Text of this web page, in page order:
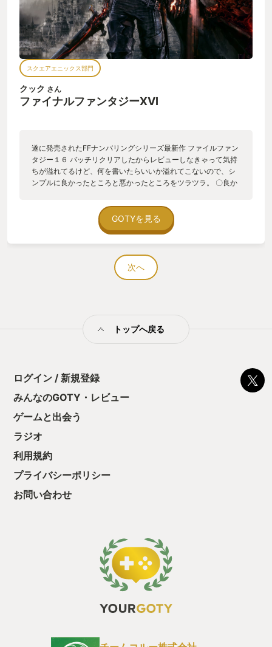
スクエアエニックス部門
クック さん
ファイナルファンタジーXVI
遂に発売されたFFナンバリングシリーズ最新作 ファイルファン
タジー１６ バッチリクリアしたからレビューしなきゃって気持
ちが溢れてるけど、何を書いたらいいか溢れてこないので、シ
ンプルに良かったところと悪かったところをツラツラ。 〇良か
をアレンジした曲が多用されてたような。エモかったです。 ・
ビジュアル 文句なし。フォトモードも完備で、ド派手な技を
繰り出しているシーンでフォトモードに入ったら、好きな画角
いたけど、ビギナー向け救済アクセサリーのお陰で、俺ツエー
ができました。それがスタイリッシュだからカッコよく立ち回
から適切な広さなんだけど、わりとこじんまり。 〇賛否両論 ・
で、現実だとこんなものだよねぇ。世界の理解度は主人公たち
ーバーテキストで大陸の外の世界の話もあったけど、そこが全
くストーリーに絡んでこなかったからかなぁ。これまでのＦＦ
は全世界を巡って、なんやかんや色々あってコレが俺たちの解
決策だ！ってデカいことを成し遂げるストーリーだったけど、
ぁ。ブツブツ・・・
GOTYを見る
次へ
トップへ戻る
ログイン / 新規登録
みんなのGOTY・レビュー
ゲームと出会う
ラジオ
利用規約
プライバシーポリシー
お問い合わせ